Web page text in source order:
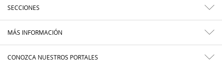
SECCIONES
MÁS INFORMACIÓN
CONOZCA NUESTROS PORTALES